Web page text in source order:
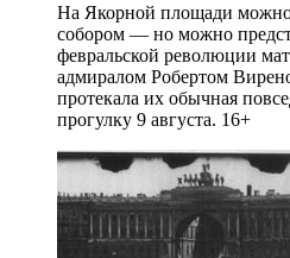
На Якорной площади
собором — но можно
февральской революции
адмиралом Робертом
протекала их обычная
прогулку 9 августа. 16+